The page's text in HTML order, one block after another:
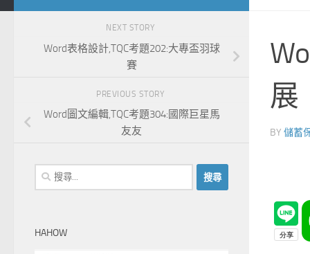
展
BY 儲蓄
NEXT STORY
Word表格設計,TQC考題202:大專盃羽球
賽
PREVIOUS STORY
Word圖文編輯,TQC考題304:國際巨星馬
友友
搜
尋
字:
HAHOW